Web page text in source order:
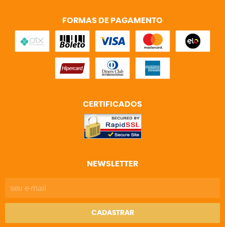
FORMAS DE PAGAMENTO
CERTIFICADOS
NEWSLETTER
CADASTRAR